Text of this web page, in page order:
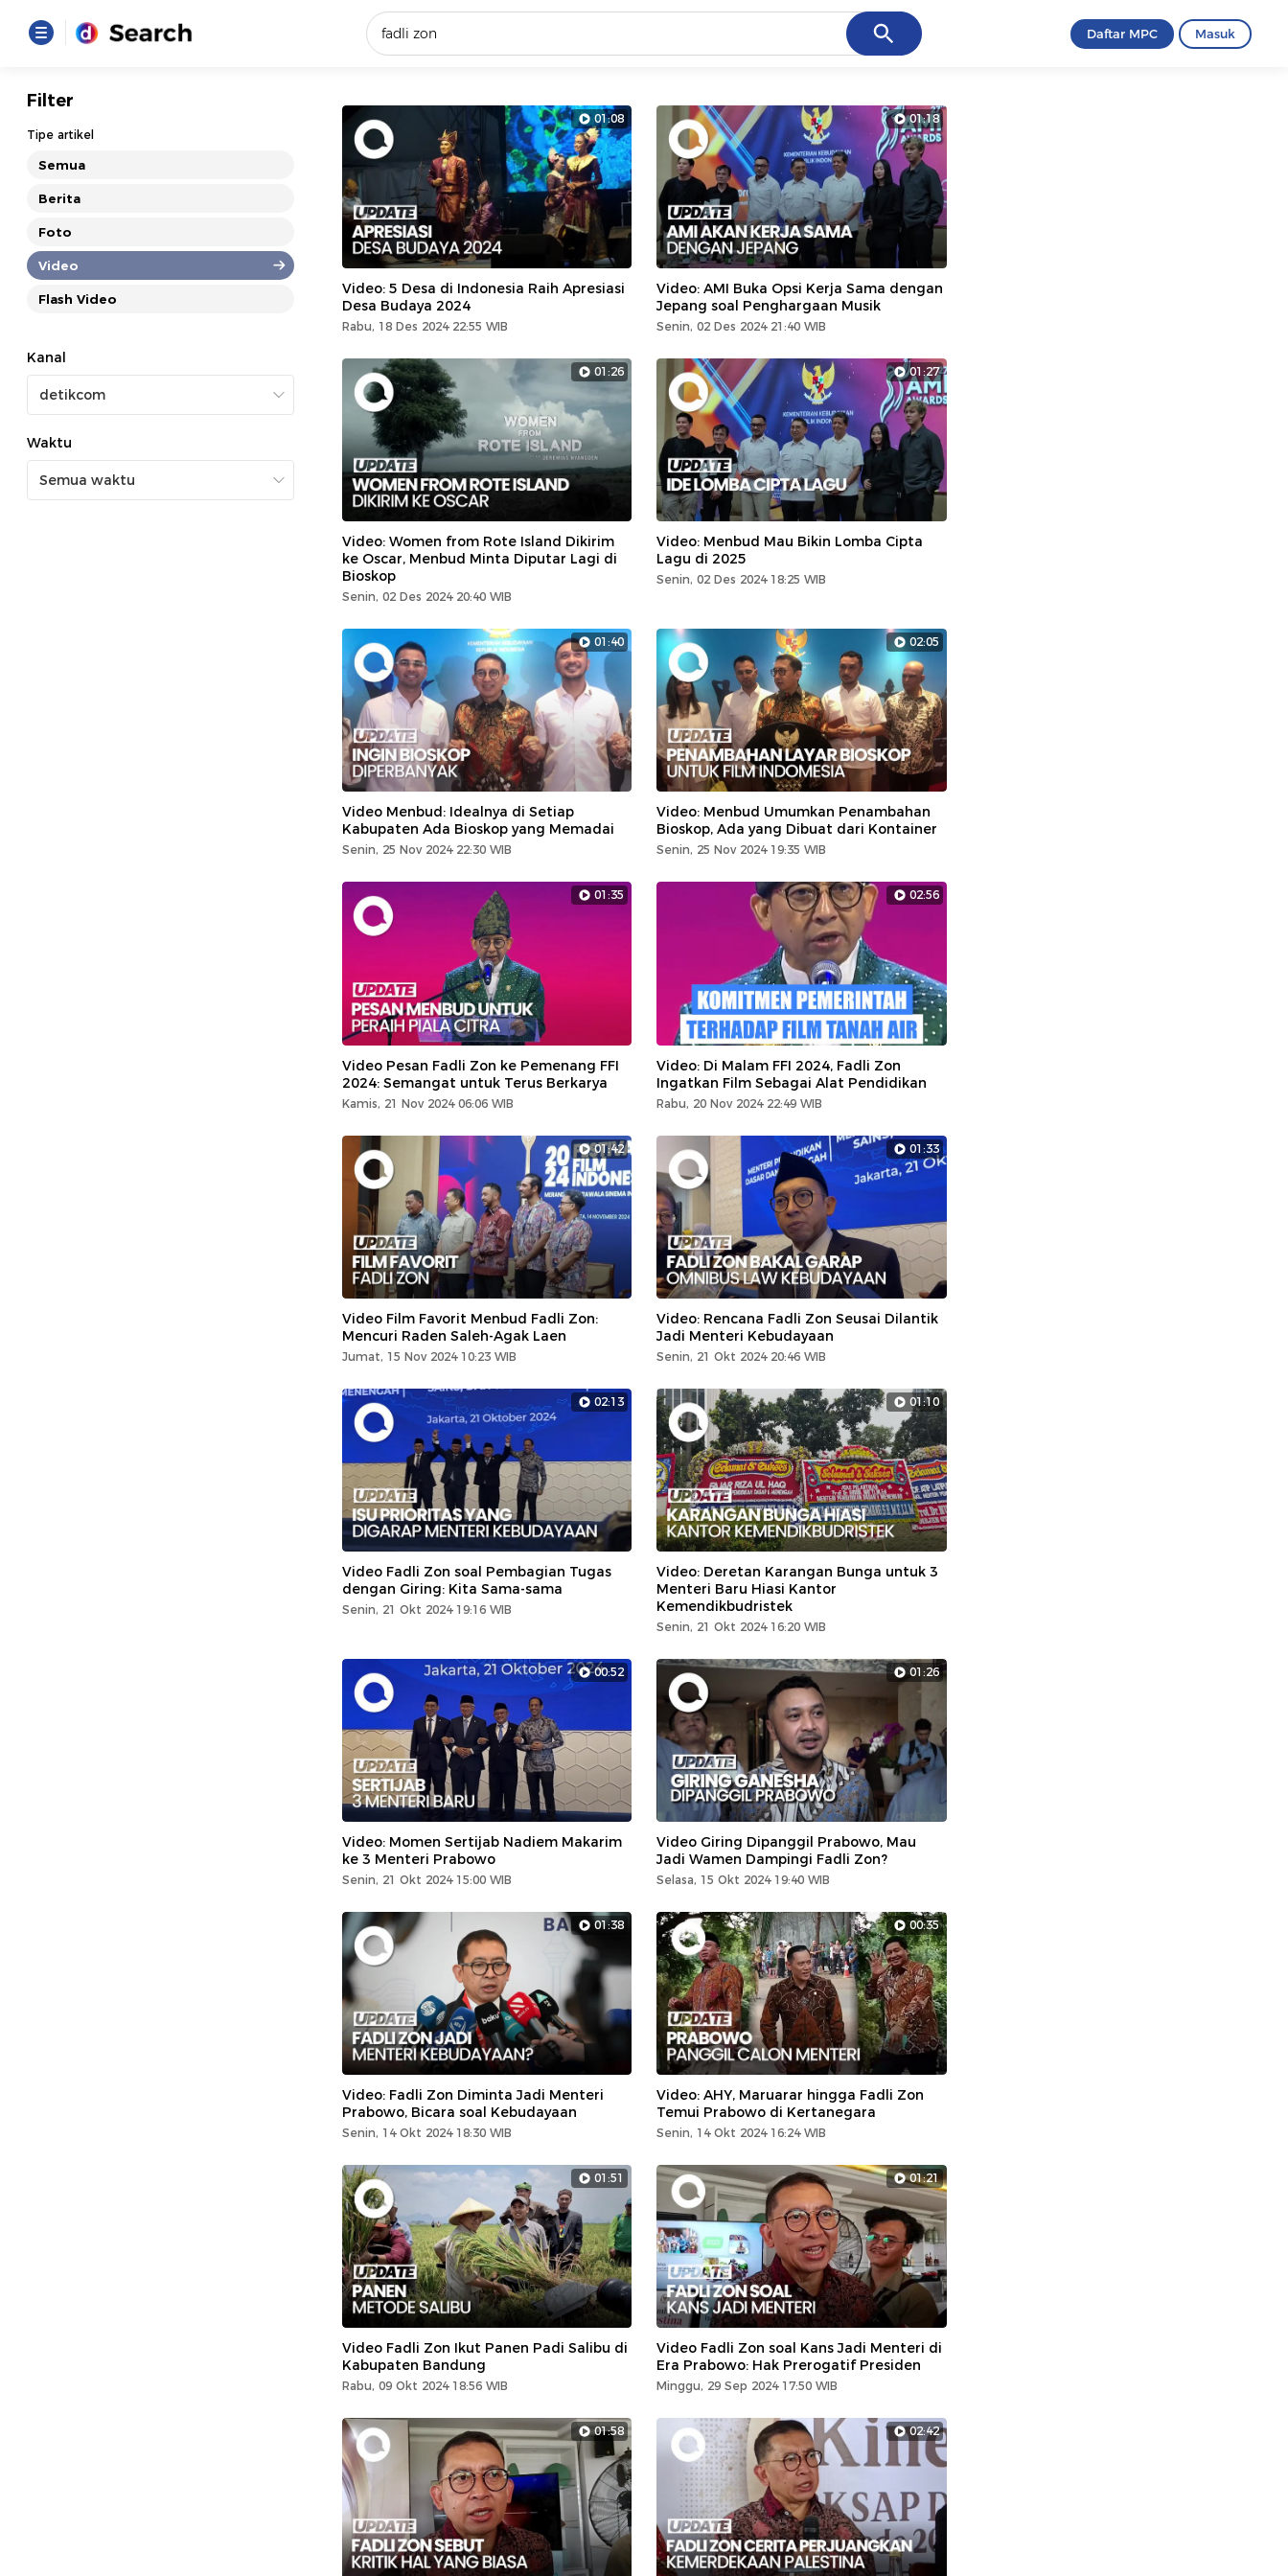
Cancel
Loading...
Promoted
Terakhir yang dicari
Loading...
Daftar MPC Masuk
Filter
Tipe artikel
Semua
Berita
Foto
Video
Flash Video
Kanal
Waktu
01:08
Video: 5 Desa di Indonesia Raih Apresiasi
Desa Budaya 2024
Rabu, 18 Des 2024 22:55 WIB
01:18
Video: AMI Buka Opsi Kerja Sama dengan
Jepang soal Penghargaan Musik
Senin, 02 Des 2024 21:40 WIB
01:26
Video: Women from Rote Island Dikirim
ke Oscar, Menbud Minta Diputar Lagi di
Bioskop
Senin, 02 Des 2024 20:40 WIB
01:27
Video: Menbud Mau Bikin Lomba Cipta
Lagu di 2025
Senin, 02 Des 2024 18:25 WIB
01:40
Video Menbud: Idealnya di Setiap
Kabupaten Ada Bioskop yang Memadai
Senin, 25 Nov 2024 22:30 WIB
02:05
Video: Menbud Umumkan Penambahan
Bioskop, Ada yang Dibuat dari Kontainer
Senin, 25 Nov 2024 19:35 WIB
01:35
Video Pesan Fadli Zon ke Pemenang FFI
2024: Semangat untuk Terus Berkarya
Kamis, 21 Nov 2024 06:06 WIB
02:56
Video: Di Malam FFI 2024, Fadli Zon
Ingatkan Film Sebagai Alat Pendidikan
Rabu, 20 Nov 2024 22:49 WIB
01:42
Video Film Favorit Menbud Fadli Zon:
Mencuri Raden Saleh-Agak Laen
Jumat, 15 Nov 2024 10:23 WIB
01:33
Video: Rencana Fadli Zon Seusai Dilantik
Jadi Menteri Kebudayaan
Senin, 21 Okt 2024 20:46 WIB
02:13
Video Fadli Zon soal Pembagian Tugas
dengan Giring: Kita Sama-sama
Senin, 21 Okt 2024 19:16 WIB
01:10
Video: Deretan Karangan Bunga untuk 3
Menteri Baru Hiasi Kantor
Kemendikbudristek
Senin, 21 Okt 2024 16:20 WIB
00:52
Video: Momen Sertijab Nadiem Makarim
ke 3 Menteri Prabowo
Senin, 21 Okt 2024 15:00 WIB
01:26
Video Giring Dipanggil Prabowo, Mau
Jadi Wamen Dampingi Fadli Zon?
Selasa, 15 Okt 2024 19:40 WIB
01:38
Video: Fadli Zon Diminta Jadi Menteri
Prabowo, Bicara soal Kebudayaan
Senin, 14 Okt 2024 18:30 WIB
00:35
Video: AHY, Maruarar hingga Fadli Zon
Temui Prabowo di Kertanegara
Senin, 14 Okt 2024 16:24 WIB
01:51
Video Fadli Zon Ikut Panen Padi Salibu di
Kabupaten Bandung
Rabu, 09 Okt 2024 18:56 WIB
01:21
Video Fadli Zon soal Kans Jadi Menteri di
Era Prabowo: Hak Prerogatif Presiden
Minggu, 29 Sep 2024 17:50 WIB
01:58 02:42